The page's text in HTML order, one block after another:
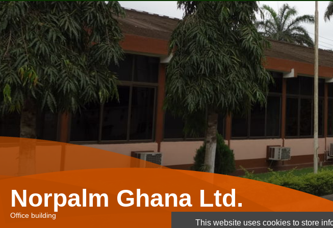
Norpalm Ghana Ltd.
Office building
This website uses cookies to store